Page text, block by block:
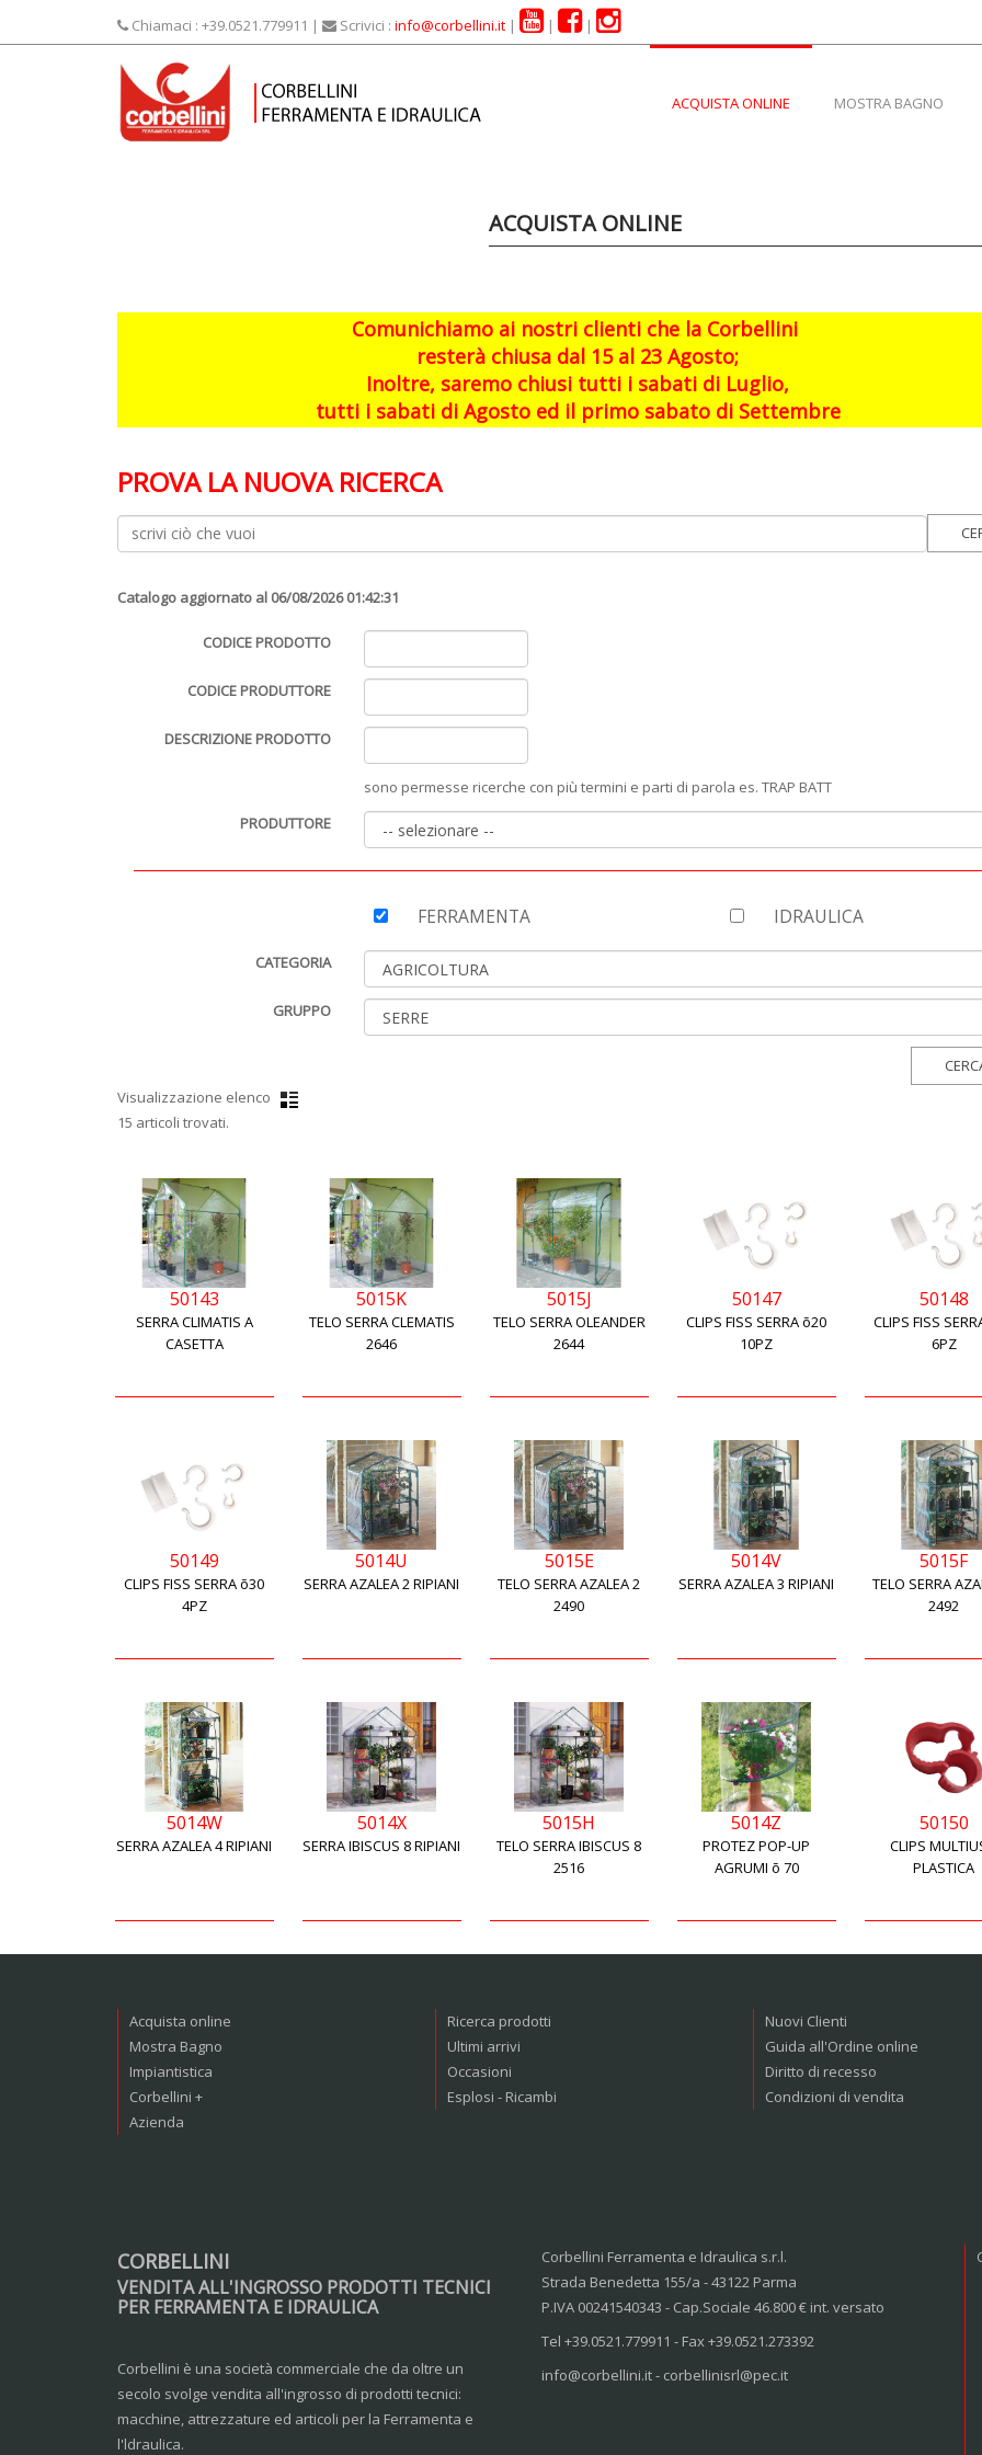
Chiamaci : +39.0521.779911 | Scrivici : info@corbellini.it | | |
ACQUISTA ONLINE MOSTRA BAGNO
ACQUISTA ONLINE
Comunichiamo ai nostri clienti che la Corbellini
resterà chiusa dal 15 al 23 Agosto;
Inoltre, saremo chiusi tutti i sabati di Luglio,
tutti i sabati di Agosto ed il primo sabato di Settembre
PROVA LA NUOVA RICERCA
Catalogo aggiornato al 06/08/2026 01:42:31
CODICE PRODOTTO
CODICE PRODUTTORE
DESCRIZIONE PRODOTTO
sono permesse ricerche con più termini e parti di parola es. TRAP BATT
PRODUTTORE
FERRAMENTA IDRAULICA
CATEGORIA
GRUPPO
Visualizzazione elenco
15 articoli trovati.
50143
SERRA CLIMATIS A
CASETTA
5015K
TELO SERRA CLEMATIS
2646
5015J
TELO SERRA OLEANDER
2644
50147
CLIPS FISS SERRA õ20
10PZ
50148
CLIPS FISS
6PZ
50149
CLIPS FISS SERRA õ30
4PZ
5014U
SERRA AZALEA 2 RIPIANI
5015E
TELO SERRA AZALEA 2
2490
5014V
SERRA AZALEA 3 RIPIANI
5015F
TELO SERRA
2492
5014W
SERRA AZALEA 4 RIPIANI
5014X
SERRA IBISCUS 8 RIPIANI
5015H
TELO SERRA IBISCUS 8
2516
5014Z
PROTEZ POP-UP
AGRUMI õ 70
50150
CLIPS
PLASTICA
Acquista online
Mostra Bagno
Impiantistica
Corbellini +
Azienda
Ricerca prodotti
Ultimi arrivi
Occasioni
Esplosi - Ricambi
Nuovi Clienti
Guida all'Ordine online
Diritto di recesso
Condizioni di vendita
CORBELLINI
VENDITA ALL'INGROSSO PRODOTTI TECNICI
PER FERRAMENTA E IDRAULICA
Corbellini è una società commerciale che da oltre un
secolo svolge vendita all'ingrosso di prodotti tecnici:
macchine, attrezzature ed articoli per la Ferramenta e
l'ldraulica.
Corbellini Ferramenta e Idraulica s.r.l.
Strada Benedetta 155/a - 43122 Parma
P.IVA 00241540343 - Cap.Sociale 46.800 € int. versato
Tel +39.0521.779911 - Fax +39.0521.273392
info@corbellini.it - corbellinisrl@pec.it